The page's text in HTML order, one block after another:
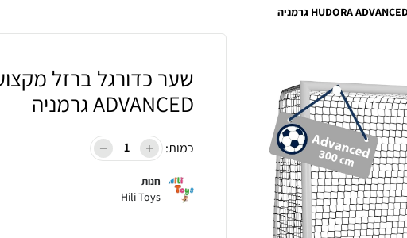
ADVANCED גרמניה
כמות:
חנות
Hili Toys